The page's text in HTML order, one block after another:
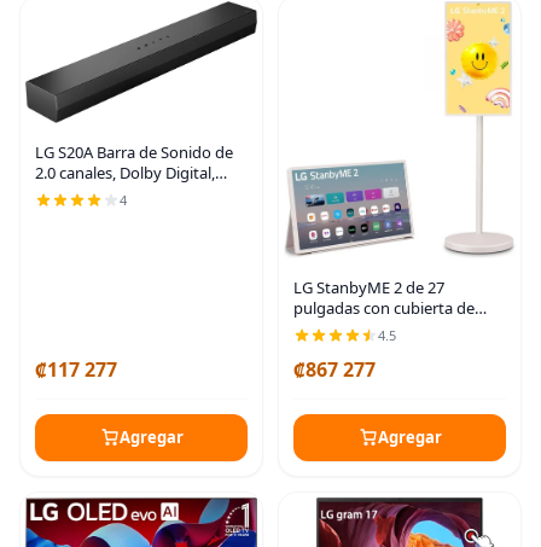
LG S20A Barra de Sonido de
2.0 canales, Dolby Digital,
Sinergia de TV, Interfaz Wow,
DTS Digital Surround (Nuevo
4
₡117 277
Agregar
LG StanbyME 2 de 27
pulgadas con cubierta de
folio, pantalla táctil portátil,
Dolby Vision, HDR10, modo
cineasta, batería incorporada,
4.5
₡867 277
Agregar